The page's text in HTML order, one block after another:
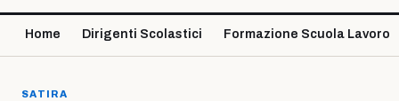
Home Dirigenti Scolastici Formazione Scuola Lavoro
SATIRA